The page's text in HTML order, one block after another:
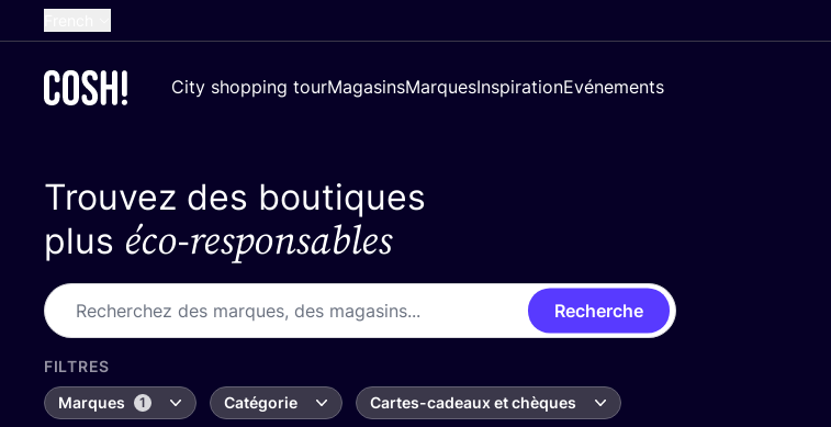
Dutch
German
Croatian
City shopping tourMagasinsMarquesInspirationEvénements
Trouvez des boutiques
plus éco-responsables
Recherche
FILTRES
Marques
1 Catégorie Cartes-cadeaux et chèques